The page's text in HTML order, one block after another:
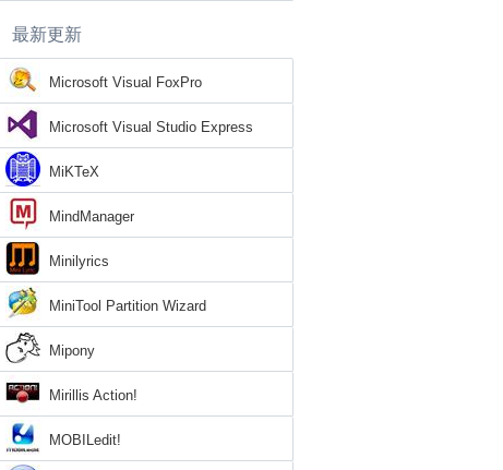
最新更新
Microsoft Visual FoxPro
Microsoft Visual Studio Express
MiKTeX
MindManager
Minilyrics
MiniTool Partition Wizard
Mipony
Mirillis Action!
MOBILedit!